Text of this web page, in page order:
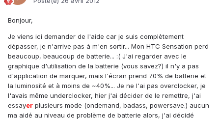
Bonjour,
Je viens ici demander de l'aide car je suis complètement
dépasser, je n'arrive pas à m'en sortir... Mon HTC Sensation perd
beaucoup, beaucoup de batterie... :( J'ai regarder avec le
graphique d'utilisation de la batterie (vous savez?) il n'y a pas
d'application de marquer, mais l'écran prend 70% de batterie et
la luminosité et à moins de ~40%... Je ne l'ai pas overclocker, je
l'avais même underclocker, hier j'ai décider de le remettre, j'ai
essayer plusieurs mode (ondemand, badass, powersave.) aucun
ma aidé au niveau de problème de batterie alors, j'ai décidé